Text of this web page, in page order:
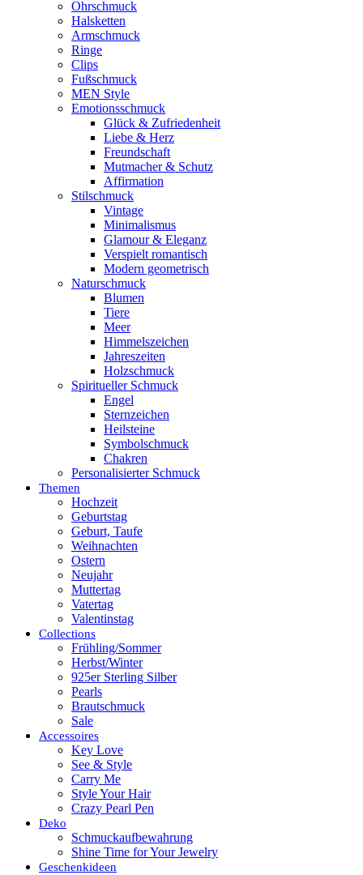
Ohrschmuck
Halsketten
Armschmuck
Ringe
Clips
Fußschmuck
MEN Style
Emotionsschmuck
Glück & Zufriedenheit
Liebe & Herz
Freundschaft
Mutmacher & Schutz
Affirmation
Stilschmuck
Vintage
Minimalismus
Glamour & Eleganz
Verspielt romantisch
Modern geometrisch
Naturschmuck
Blumen
Tiere
Meer
Himmelszeichen
Jahreszeiten
Holzschmuck
Spiritueller Schmuck
Engel
Sternzeichen
Heilsteine
Symbolschmuck
Chakren
Personalisierter Schmuck
Themen
Hochzeit
Geburtstag
Geburt, Taufe
Weihnachten
Ostern
Neujahr
Muttertag
Vatertag
Valentinstag
Collections
Frühling/Sommer
Herbst/Winter
925er Sterling Silber
Pearls
Brautschmuck
Sale
Accessoires
Key Love
See & Style
Carry Me
Style Your Hair
Crazy Pearl Pen
Deko
Schmuckaufbewahrung
Shine Time for Your Jewelry
Geschenkideen